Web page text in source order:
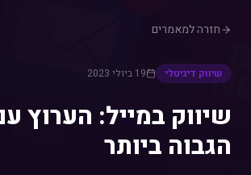
חזרה למאמרים
שיווק דיגיטלי 19 ביולי 2023
הגבוה ביותר